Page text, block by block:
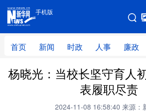
手机版
首页 新闻 时政 人事 廉政
手机版
网站地图
首页 新闻 时政
财经 社会
杨晓光：当校长坚守育人
表履职尽责
2024-11-08 16:58:40 来源：